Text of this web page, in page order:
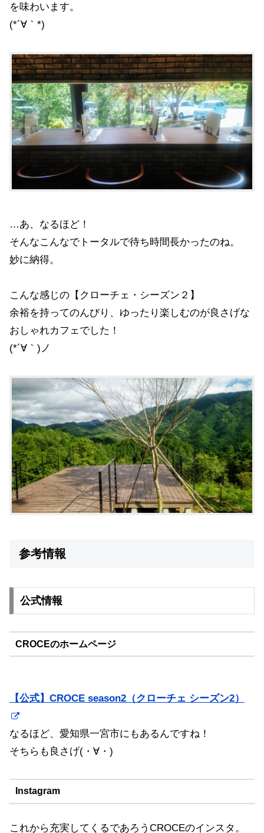
を味わいます。
(*´∀｀*)
…あ、なるほど！
そんなこんなでトータルで待ち時間長かったのね。
妙に納得。
こんな感じの【クローチェ・シーズン２】
余裕を持ってのんびり、ゆったり楽しむのが良さげな
おしゃれカフェでした！
(*´∀｀)ノ
参考情報
公式情報
CROCEのホームページ
【公式】CROCE season2（クローチェ シーズン2）
なるほど、愛知県一宮市にもあるんですね！
そちらも良さげ(・∀・)
Instagram
これから充実してくるであろうCROCEのインスタ。